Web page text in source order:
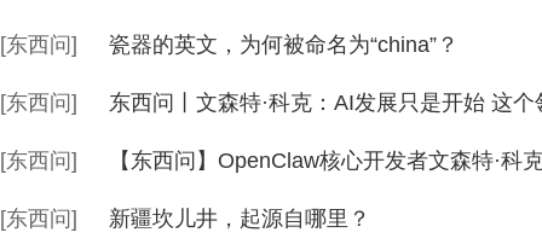
[东西问] 瓷器的英文，为何被命名为“china”？
[东西问] 东西问丨文森特·科克：AI发展只是开始 这
[东西问] 【东西问】OpenClaw核心开发者文森特·
[东西问] 新疆坎儿井，起源自哪里？